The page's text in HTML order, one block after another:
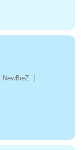
NewBieZ |